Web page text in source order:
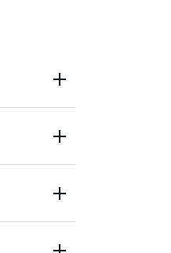
取用者之
事件生